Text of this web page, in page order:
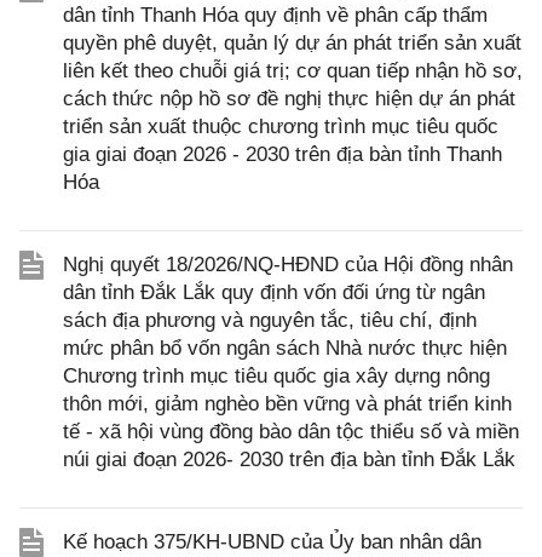
dân tỉnh Thanh Hóa quy định về phân cấp thẩm
quyền phê duyệt, quản lý dự án phát triển sản xuất
liên kết theo chuỗi giá trị; cơ quan tiếp nhận hồ sơ,
cách thức nộp hồ sơ đề nghị thực hiện dự án phát
triển sản xuất thuộc chương trình mục tiêu quốc
gia giai đoạn 2026 - 2030 trên địa bàn tỉnh Thanh
Hóa
Nghị quyết 18/2026/NQ-HĐND của Hội đồng nhân
dân tỉnh Đắk Lắk quy định vốn đối ứng từ ngân
sách địa phương và nguyên tắc, tiêu chí, định
mức phân bổ vốn ngân sách Nhà nước thực hiện
Chương trình mục tiêu quốc gia xây dựng nông
thôn mới, giảm nghèo bền vững và phát triển kinh
tế - xã hội vùng đồng bào dân tộc thiểu số và miền
núi giai đoạn 2026- 2030 trên địa bàn tỉnh Đắk Lắk
Kế hoạch 375/KH-UBND của Ủy ban nhân dân